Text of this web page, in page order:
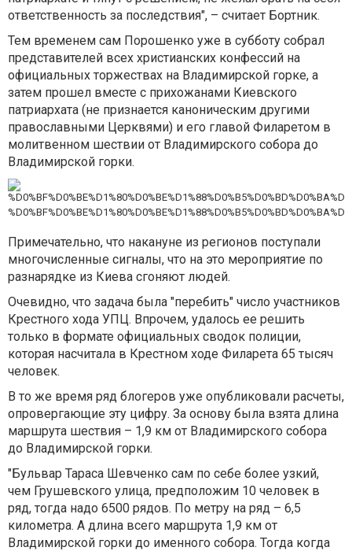
ответственность за последствия", – считает Бортник.
Тем временем сам Порошенко уже в субботу собрал
представителей всех христианских конфессий на
официальных торжествах на Владимирской горке, а
затем прошел вместе с прихожанами Киевского
патриархата (не признается каноническим другими
православными Церквями) и его главой Филаретом в
молитвенном шествии от Владимирского собора до
Владимирской горки.
Примечательно, что накануне из регионов поступали
многочисленные сигналы, что на это мероприятие по
разнарядке из Киева сгоняют людей.
Очевидно, что задача была "перебить" число участников
Крестного хода УПЦ. Впрочем, удалось ее решить
только в формате официальных сводок полиции,
которая насчитала в Крестном ходе Филарета 65 тысяч
человек.
В то же время ряд блогеров уже опубликовали расчеты,
опровергающие эту цифру. За основу была взята длина
маршрута шествия – 1,9 км от Владимирского собора
до Владимирской горки.
"Бульвар Тараса Шевченко сам по себе более узкий,
чем Грушевского улица, предположим 10 человек в
ряд, тогда надо 6500 рядов. По метру на ряд – 6,5
километра. А длина всего маршрута 1,9 км от
Владимирской горки до именного собора. Тогда когда